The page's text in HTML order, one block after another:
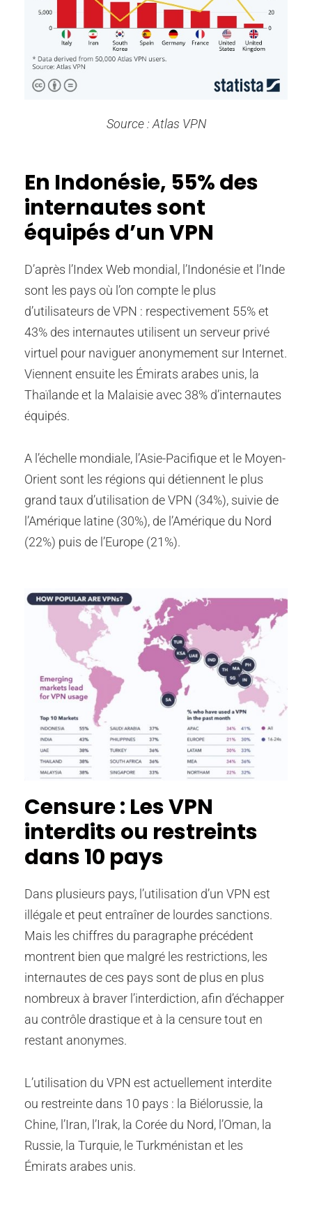
Source : Atlas VPN
En Indonésie, 55% des
internautes sont
équipés d’un VPN
D’après l’Index Web mondial, l’Indonésie et l’Inde
sont les pays où l’on compte le plus
d’utilisateurs de VPN : respectivement 55% et
43% des internautes utilisent un serveur privé
virtuel pour naviguer anonymement sur Internet.
Viennent ensuite les Émirats arabes unis, la
Thaïlande et la Malaisie avec 38% d’internautes
équipés.
A l’échelle mondiale, l’Asie-Pacifique et le Moyen-
Orient sont les régions qui détiennent le plus
grand taux d’utilisation de VPN (34%), suivie de
l’Amérique latine (30%), de l’Amérique du Nord
(22%) puis de l’Europe (21%).
Censure : Les VPN
interdits ou restreints
dans 10 pays
Dans plusieurs pays, l’utilisation d’un VPN est
illégale et peut entraîner de lourdes sanctions.
Mais les chiffres du paragraphe précédent
montrent bien que malgré les restrictions, les
internautes de ces pays sont de plus en plus
nombreux à braver l’interdiction, afin d’échapper
au contrôle drastique et à la censure tout en
restant anonymes.
L’utilisation du VPN est actuellement interdite
ou restreinte dans 10 pays : la Biélorussie, la
Chine, l’Iran, l’Irak, la Corée du Nord, l’Oman, la
Russie, la Turquie, le Turkménistan et les
Émirats arabes unis.